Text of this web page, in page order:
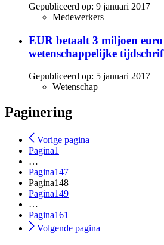
Gepubliceerd op: 9 januari 2017
Medewerkers
EUR betaalt 3 miljoen
wetenschappelijke
Gepubliceerd op: 5 januari 2017
Wetenschap
Paginering
Vorige pagina
Pagina1
…
Pagina147
Pagina148
Pagina149
…
Pagina161
Volgende pagina